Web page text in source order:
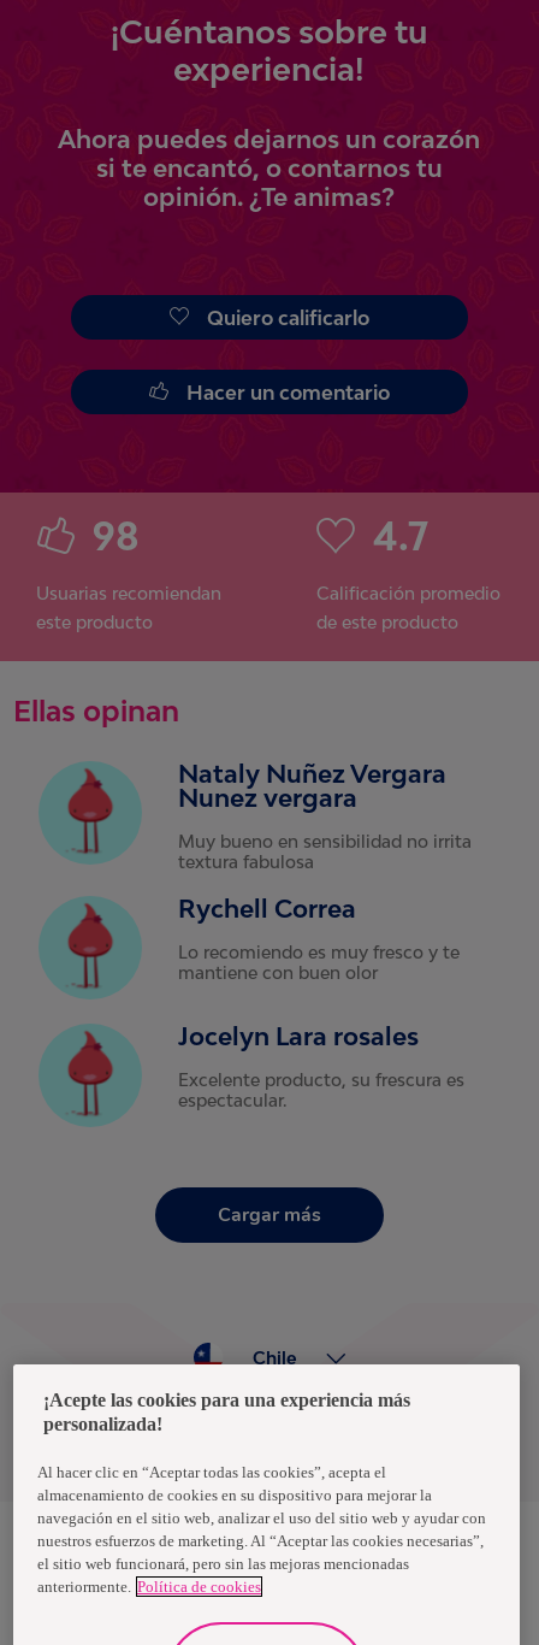
¡Cuéntanos sobre tu
experiencia!
Ahora puedes dejarnos un corazón
si te encantó, o contarnos tu
opinión. ¿Te animas?
Quiero calificarlo
Hacer un comentario
98
Usuarias recomiendan
este producto
4.7
Calificación promedio
de este producto
Ellas opinan
Nataly Nuñez Vergara
Nunez vergara
Muy bueno en sensibilidad no irrita
textura fabulosa
Rychell Correa
Lo recomiendo es muy fresco y te
mantiene con buen olor
Jocelyn Lara rosales
Excelente producto, su frescura es
espectacular.
Cargar más
Política de privacidad de datos
Chile
Nosotras, una marca de Essity - una compañía global líder en
higiene y salud. Cada día, mil millones de personas, en todo el
propósito es romper barreras por el bienestar en beneficio de
¡Acepte las cookies para una experiencia más
personalizada!
Al hacer clic en “Aceptar todas las cookies”, acepta el
almacenamiento de cookies en su dispositivo para mejorar la
navegación en el sitio web, analizar el uso del sitio web y ayudar con
nuestros esfuerzos de marketing. Al “Aceptar las cookies necesarias”,
el sitio web funcionará, pero sin las mejoras mencionadas
anteriormente. Política de cookies